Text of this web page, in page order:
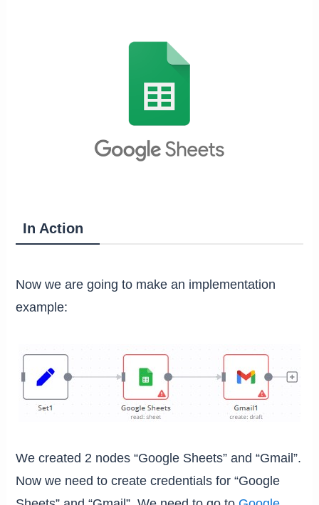
In Action
Now we are going to make an implementation
example:
We created 2 nodes “Google Sheets” and “Gmail”.
Now we need to create credentials for “Google